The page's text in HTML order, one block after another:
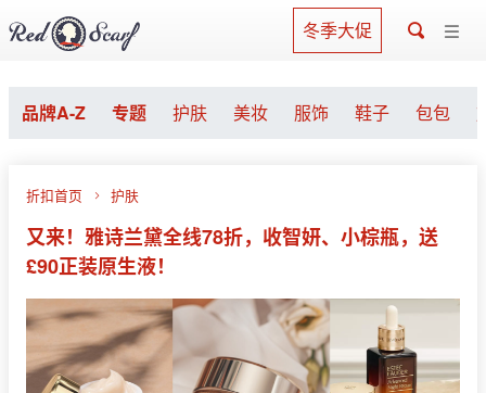
冬季大促
品牌A-Z 专题 护肤 美妆 服饰 鞋子 包包
折扣首页 护肤
又来！雅诗兰黛全线78折，收智妍、小棕瓶，送
£90正装原生液！